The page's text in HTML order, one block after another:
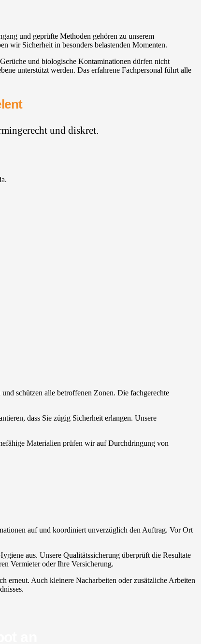
und geprüfte Methoden gehören zu unserem
wir Sicherheit in besonders belastenden Momenten.
und biologische Kontaminationen dürfen nicht
unterstützt werden. Das erfahrene Fachpersonal führt alle
und diskret.
schützen alle betroffenen Zonen. Die fachgerechte
dass Sie zügig Sicherheit erlangen. Unsere
Materialien prüfen wir auf Durchdringung von
auf und koordiniert unverzüglich den Auftrag. Vor Ort
aus. Unsere Qualitätssicherung überprüft die Resultate
Vermieter oder Ihre Versicherung.
erneut. Auch kleinere Nacharbeiten oder zusätzliche Arbeiten